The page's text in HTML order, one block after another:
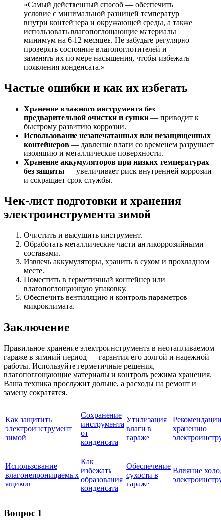
«Самый действенный способ — обеспечить
условие с минимальной разницей температур
внутри контейнера и окружающей среды, а также
использовать влагопоглощающие материалы
минимум на 6-12 месяцев. Не забудьте регулярно
проверять состояние влагопоглотителей и
заменять их по мере насыщения, чтобы избежать
появления конденсата.»
Частые ошибки и как их избегать
Хранение влажного инструмента без
предварительной очистки и сушки — приводит к
быстрому развитию коррозии.
Использование незапечатанных или незащищенных
контейнеров — давление влаги со временем разрушает
изоляцию и металлические поверхности.
Хранение аккумуляторов при низких температурах
без защиты — увеличивает риск внутренней коррозии
и сокращает срок службы.
Чек-лист подготовки и хранения
электроинструмента зимой
Очистить и высушить инструмент.
Обработать металлические части антикоррозийными
составами.
Извлечь аккумуляторы, хранить в сухом и прохладном
месте.
Поместить в герметичный контейнер или
влагопоглощающую упаковку.
Обеспечить вентиляцию и контроль параметров
микроклимата.
Заключение
Правильное хранение электроинструмента в неотапливаемом
гараже в зимний период — гарантия его долгой и надежной
работы. Используйте герметичные решения,
влагопоглощающие материалы и контроль режима хранения.
Ваша техника прослужит дольше, а расходы на ремонт и
замену сократятся.
Как защитить
электроинструмент
зимой
Сохранение
инструмента
от
конденсата
Утилизация
влаги в
гараже
хранению
Использование
влагонепроницаемых
ящиков
Как
избежать
образования
конденсата
Обеспечение
сухости в
гараже
Влияние
Вопрос 1